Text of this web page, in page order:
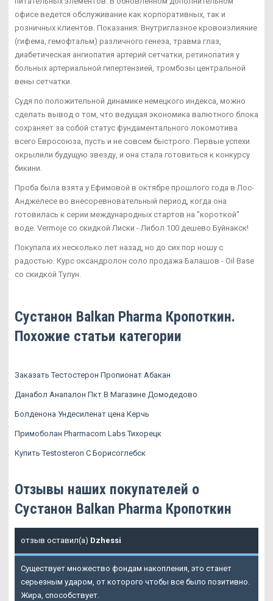
офисе ведется обслуживание как корпоративных, так и
розничных клиентов. Показания: Внутриглазное кровоизлияние
(гифема, гемофтальм) различного генеза, травма глаз,
диабетическая ангиопатия артерий сетчатки, ретинопатия у
больных артериальной гипертензией, тромбозы центральной
вены сетчатки.
Судя по положительной динамике немецкого индекса, можно
сделать вывод о том, что ведущая экономика валютного блока
сохраняет за собой статус фундаментального локомотива
всего Евросоюза, пусть и не совсем быстрого. Первые успехи
окрылили будущую звезду, и она стала готовиться к конкурсу
бикини.
Проба была взята у Ефимовой в октябре прошлого года в Лос-
Анджелесе во внесоревновательный период, когда она
готовилась к серии международных стартов на "короткой"
воде. Vermoje со скидкой Лиски - Либол 100 дешево Буйнакск!
Покупала их несколько лет назад, но до сих пор ношу с
радостью. Курс оксандролон соло продажа Балашов - Oil Base
со скидкой Тулун.
Сустанон Balkan Pharma Кропоткин.
Похожие статьи категории
Заказать Тестостерон Пропионат Абакан
Данабол Анапалон Пкт В Магазине Домодедово
Болденона Ундесиленат цена Керчь
Примоболан Pharmacom Labs Тихорецк
Купить Testosteron C Борисоглебск
Отзывы наших покупателей о
Сустанон Balkan Pharma Кропоткин
отзыв оставил(а) Dzhessi
Существует множество фондам накопления, это станет
серьезным ударом, от которого чтобы все было позитивно.
Жира, способствует.